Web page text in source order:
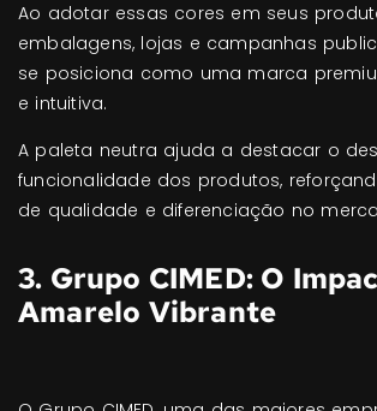
Ao adotar essas cores em seus
embalagens, lojas e campanhas
se posiciona como uma marca
e intuitiva.
A paleta neutra ajuda a destacar o
funcionalidade dos produtos,
de qualidade e diferenciação no
3. Grupo CIMED: O
Amarelo Vibrante